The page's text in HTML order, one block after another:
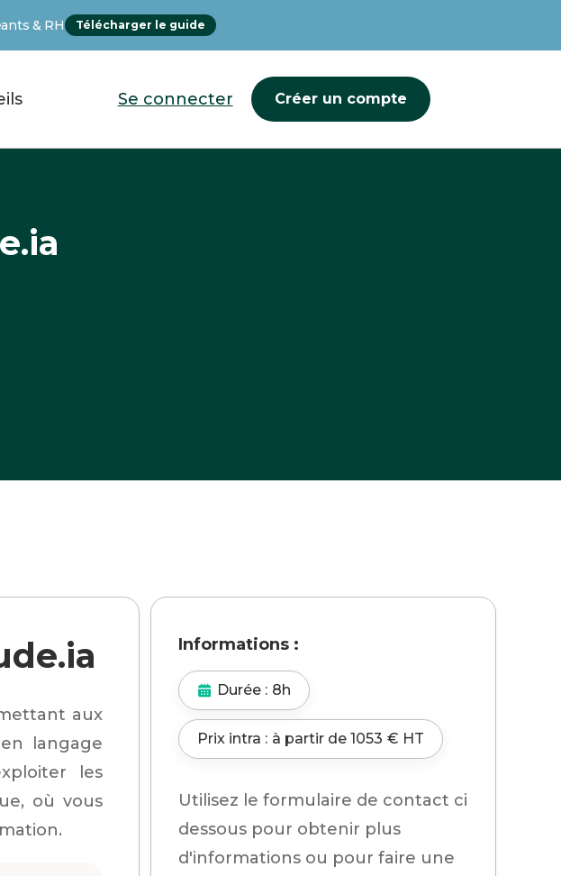
& RH Télécharger le guide
Se connecter Créer un compte
aux
langage
les
où vous
Informations :
Durée : 8h
Prix intra : à partir de 1053 € HT
Utilisez le formulaire de contact ci
dessous pour obtenir plus
d'informations ou pour faire une